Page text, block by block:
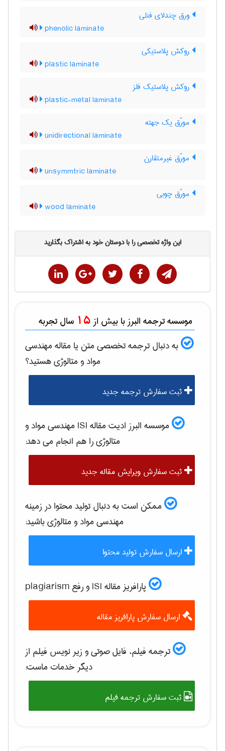
ورق چندلای فنلی
phenolic laminate
روکش پلاستیکی
plastic laminate
روکش پلاستیک فلز
plastic-metal laminate
مورّق یک جهته
unidirectional laminate
مورّق غیرمتقارن
unsymmtric laminate
مورّق چوبی
wood laminate
این واژه تخصصی را با دوستان خود به اشتراک بگذارید
موسسه ترجمه البرز با بیش از 15 سال تجربه
به دنبال ترجمه تخصصی متن یا مقالهمهندسی
مواد و متالوژیهستید؟
ثبت سفارش ترجمه جدید
موسسه البرز ادیت مقاله ISI
مهندسی مواد و
متالوژیرا هم انجام می دهد:
ثبت سفارش ویرایش مقاله جدید
ممکن است به دنبال تولید محتوا در زمینه
مهندسی مواد و متالوژیباشید:
ارسال سفارش تولید محتوا
پارافریز مقاله ISI و رفع plagiarism
ارسال سفارش پارافریز مقاله
ترجمه فیلم، فایل صوتی و زیر نویس فیلم از
دیگر خدمات ماست:
ثبت سفارش ترجمه فیلم